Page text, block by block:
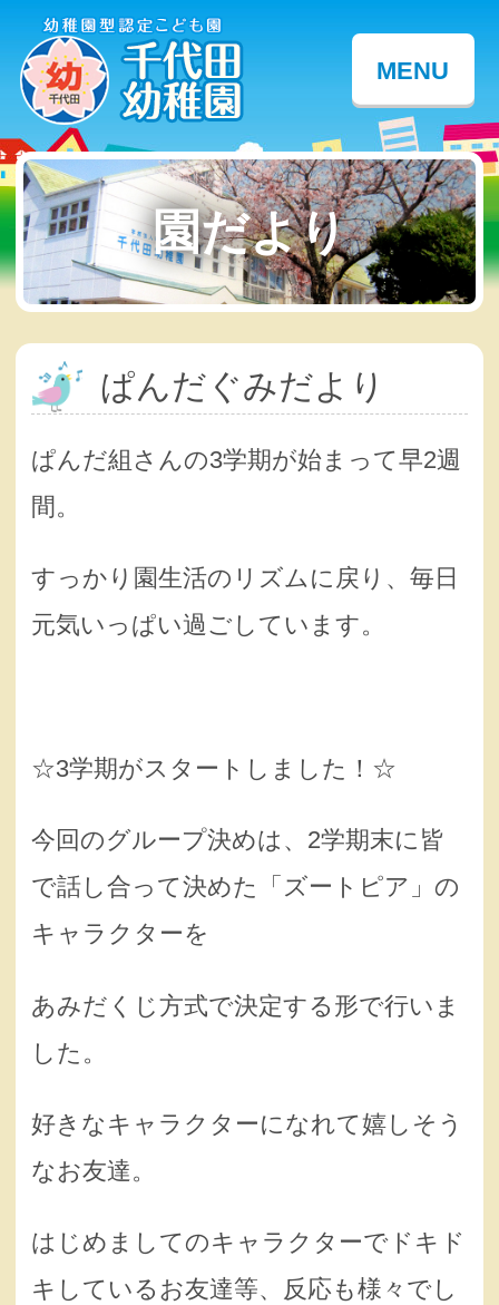
MENU
園だより
ぱんだぐみだより
ぱんだ組さんの3学期が始まって早2週
間。
すっかり園生活のリズムに戻り、毎日
元気いっぱい過ごしています。
☆3学期がスタートしました！☆
今回のグループ決めは、2学期末に皆
で話し合って決めた「ズートピア」の
キャラクターを
あみだくじ方式で決定する形で行いま
した。
好きなキャラクターになれて嬉しそう
なお友達。
はじめましてのキャラクターでドキド
キしているお友達等、反応も様々でし